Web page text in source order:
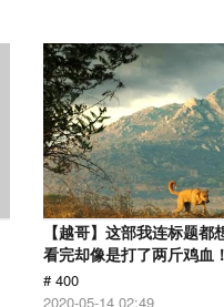
【越哥】这部我连标题都
看完却像是打了两斤鸡血！
# 400
2020-05-14 02:49